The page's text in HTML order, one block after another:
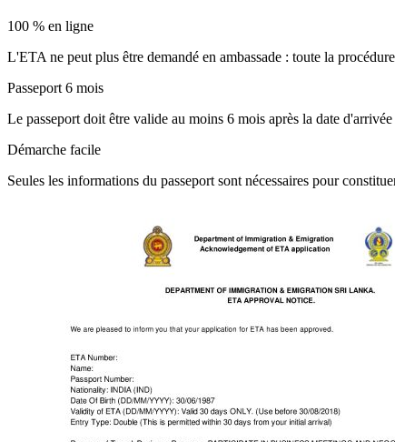
100 % en ligne
L'ETA ne peut plus être demandé en ambassade : toute la
Passeport 6 mois
Le passeport doit être valide au moins 6 mois après la date
Démarche facile
Seules les informations du passeport sont nécessaires pour